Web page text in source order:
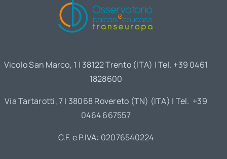
Vicolo San Marco, 1 | 38122 Trento (ITA) | Tel. +39 0461
1828600
Via Tartarotti, 7 | 38068 Rovereto (TN) (ITA) | Tel. +39
0464 667557
C.F. e P.IVA: 02076540224